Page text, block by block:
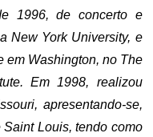
1996, de concerto e
New York University, e
em Washington, no The
Em 1998, realizou
apresentando-se,
Louis, tendo como